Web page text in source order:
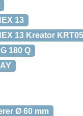
13
13 Kreator
180 Q
Ø 60 mm